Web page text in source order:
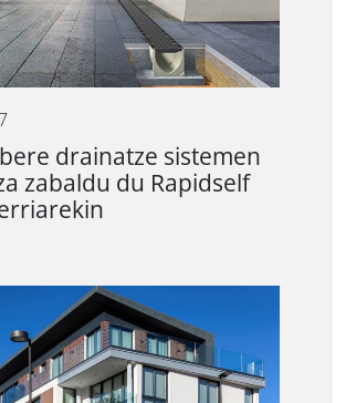
drainatze sistemen
zabaldu du Rapidself